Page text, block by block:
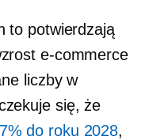
to potwierdzają
e-commerce
liczby w
się, że
do roku 2028,